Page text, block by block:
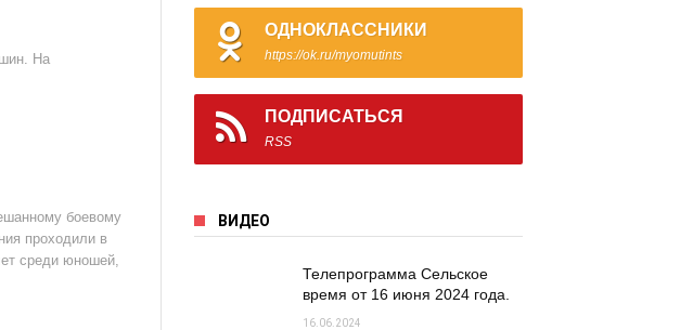
На
боевому
проходили в
среди юношей,
ОДНОКЛАССНИКИ
https://ok.ru/myomutints
ПОДПИСАТЬСЯ
RSS
ВИДЕО
Телепрограмма Сельское
время от 16 июня 2024 года.
16.06.2024